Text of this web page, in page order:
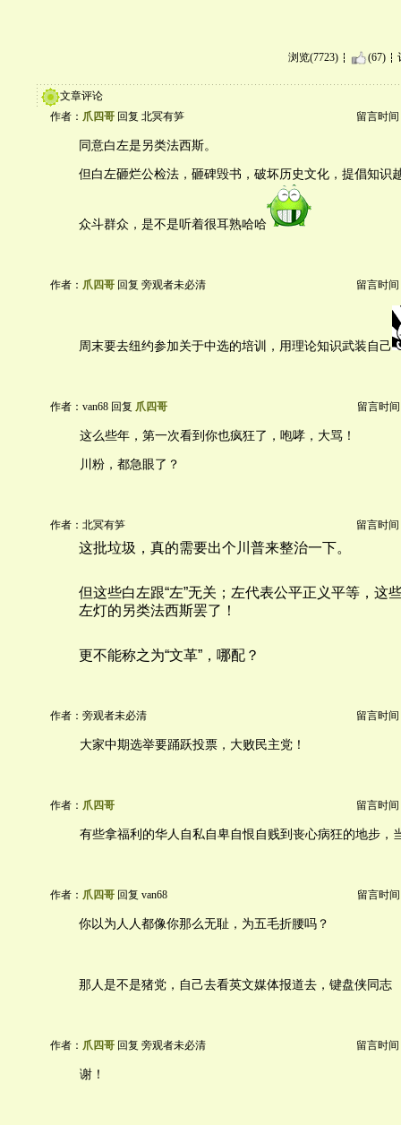
浏览(7723) (67)
文章评论
作者： 爪四哥 回复 北冥有笋 留言时间
同意白左是另类法西斯。
但白左砸烂公检法，砸碑毁书，破坏历史文化，提倡知识
众斗群众，是不是听着很耳熟哈哈
作者： 爪四哥 回复 旁观者未必清 留言时间
周末要去纽约参加关于中选的培训，用理论知识武装自己
作者：van68 回复 爪四哥 留言时间
这么些年，第一次看到你也疯狂了，咆哮，大骂！
川粉，都急眼了？
作者：北冥有笋 留言时间
这批垃圾，真的需要出个川普来整治一下。
但这些白左跟“左”无关；左代表公平正义平等，这
左灯的另类法西斯罢了！
更不能称之为“文革”，哪配？
作者：旁观者未必清 留言时间
大家中期选举要踊跃投票，大败民主党！
作者： 爪四哥 留言时间
有些拿福利的华人自私自卑自恨自贱到丧心病狂的地步，
作者： 爪四哥 回复 van68 留言时间
你以为人人都像你那么无耻，为五毛折腰吗？
那人是不是猪党，自己去看英文媒体报道去，键盘侠同志
作者： 爪四哥 回复 旁观者未必清 留言时间
谢！